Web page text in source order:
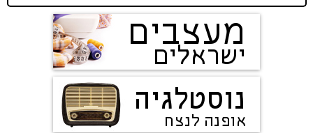
מעצבים
ישראלים
נוסטלגיה
אופנה לנצח